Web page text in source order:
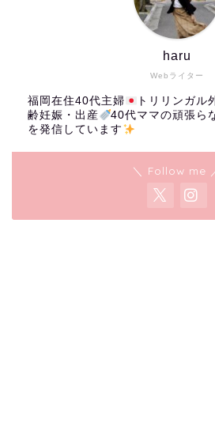
Webライター
haru
福岡在住40代主婦 トリリンガル
齢妊娠・出産
40代ママの頑張ら
を発信しています
＼ Follow me